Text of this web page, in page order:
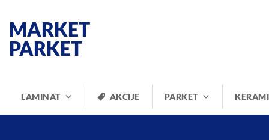
садржај
MARKET
PARKET
LAMINAT AKCIJE PARKET